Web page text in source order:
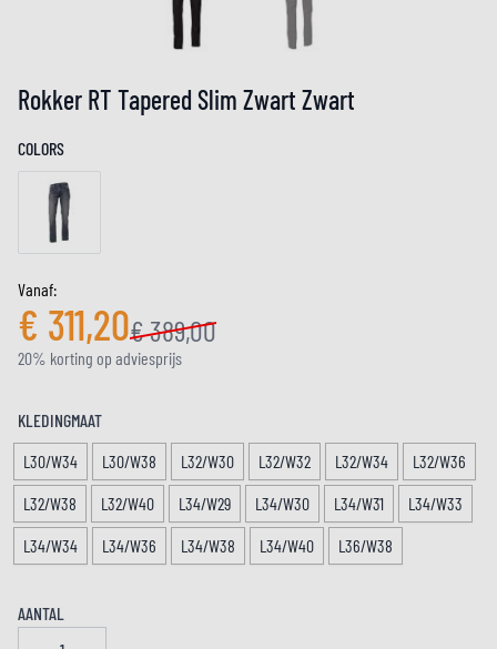
Rokker RT Tapered Slim Zwart Zwart
COLORS
Vanaf:
€ 311,20€ 389,00
20% korting op adviesprijs
KLEDINGMAAT
L30/W34
L30/W38 L32/W30 L32/W32 L32/W34
L32/W36
L32/W38
L32/W40 L34/W29 L34/W30 L34/W31
L34/W33
L34/W34
L34/W36 L34/W38 L34/W40 L36/W38
AANTAL